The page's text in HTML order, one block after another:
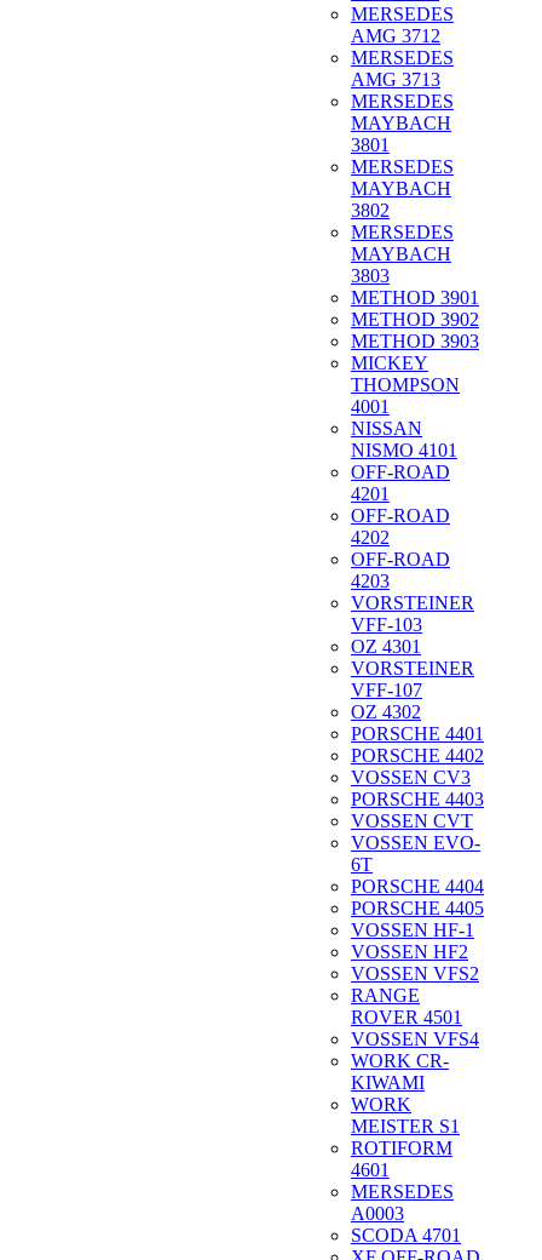
MERSEDES
AMG 3712
MERSEDES
AMG 3713
MERSEDES
MAYBACH
3801
MERSEDES
MAYBACH
3802
MERSEDES
MAYBACH
3803
METHOD 3901
METHOD 3902
METHOD 3903
MICKEY
THOMPSON
4001
NISSAN
NISMO 4101
OFF-ROAD
4201
OFF-ROAD
4202
OFF-ROAD
4203
VORSTEINER
VFF-103
OZ 4301
VORSTEINER
VFF-107
OZ 4302
PORSCHE 4401
PORSCHE 4402
VOSSEN CV3
PORSCHE 4403
VOSSEN CVT
VOSSEN EVO-
6T
PORSCHE 4404
PORSCHE 4405
VOSSEN HF-1
VOSSEN HF2
VOSSEN VFS2
RANGE
ROVER 4501
VOSSEN VFS4
WORK CR-
KIWAMI
WORK
MEISTER S1
ROTIFORM
4601
MERSEDES
A0003
SCODA 4701